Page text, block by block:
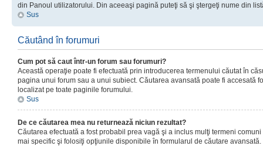
din Panoul utilizatorului. Din aceeaşi pagină puteţi să şi ştergeţi nume din
Sus
Căutând în forumuri
Cum pot să caut într-un forum sau forumuri?
Această operaţie poate fi efectuată prin introducerea termenului căutat în
pagina unui forum sau a unui subiect. Căutarea avansată poate fi accesată
localizat pe toate paginile forumului.
Sus
De ce căutarea mea nu returnează niciun rezultat?
Căutarea efectuată a fost probabil prea vagă şi a inclus mulţi termeni
mai specific şi folosiţi opţiunile disponibile în formularul de căutare avansată.